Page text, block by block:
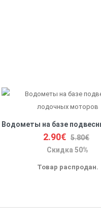
2.90€ 5.80€
Скидка 50%
Товар распродан.